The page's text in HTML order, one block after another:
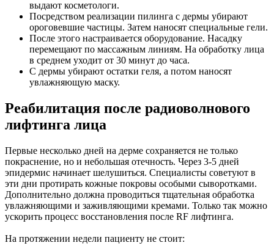
выдают косметологи.
Посредством реализации пилинга с дермы убирают
ороговевшие частицы. Затем наносят специальные гели.
После этого настраивается оборудование. Насадку
перемещают по массажным линиям. На обработку лица
в среднем уходит от 30 минут до часа.
С дермы убирают остатки геля, а потом наносят
увлажняющую маску.
Реабилитация после радиоволнового
лифтинга лица
Первые несколько дней на дерме сохраняется не только
покраснение, но и небольшая отечность. Через 3-5 дней
эпидермис начинает шелушиться. Специалисты советуют в
эти дни протирать кожные покровы особыми сыворотками.
Дополнительно должна проводиться тщательная обработка
увлажняющими и заживляющими кремами. Только так можно
ускорить процесс восстановления после RF лифтинга.
На протяжении недели пациенту не стоит: